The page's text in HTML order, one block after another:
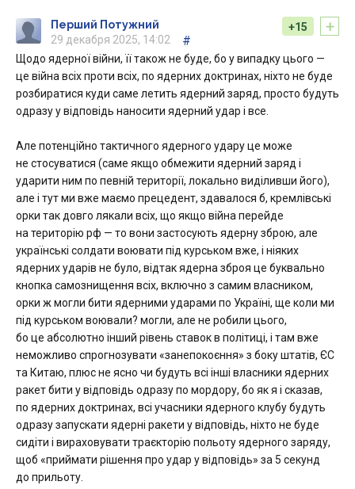
+
+15
Перший Потужний
29 декабря 2025, 14:02
#
Щодо ядерної війни, її також не буде, бо у випадку цього —
це війна всіх проти всіх, по ядерних доктринах, ніхто не буде
розбиратися куди саме летить ядерний заряд, просто будуть
одразу у відповідь наносити ядерний удар і все.
Але потенційно тактичного ядерного удару це може
не стосуватися (саме якщо обмежити ядерний заряд і
ударити ним по певній території, локально виділивши його),
але і тут ми вже маємо прецедент, здавалося б, кремлівські
орки так довго лякали всіх, що якщо війна перейде
на територію рф — то вони застосують ядерну зброю, але
українські солдати воювати під курськом вже, і ніяких
ядерних ударів не було, відтак ядерна зброя це буквально
кнопка самознищення всіх, включно з самим власником,
орки ж могли бити ядерними ударами по Україні, ще коли ми
під курськом воювали? могли, але не робили цього,
бо це абсолютно інший рівень ставок в політиці, і там вже
неможливо спрогнозувати «занепокоєння» з боку штатів, ЄС
та Китаю, плюс не ясно чи будуть всі інші власники ядерних
ракет бити у відповідь одразу по мордору, бо як я і сказав,
по ядерних доктринах, всі учасники ядерного клубу будуть
одразу запускати ядерні ракети у відповідь, ніхто не буде
сидіти і вираховувати траєкторію польоту ядерного заряду,
щоб «приймати рішення про удар у відповідь» за 5 секунд
до прильоту.